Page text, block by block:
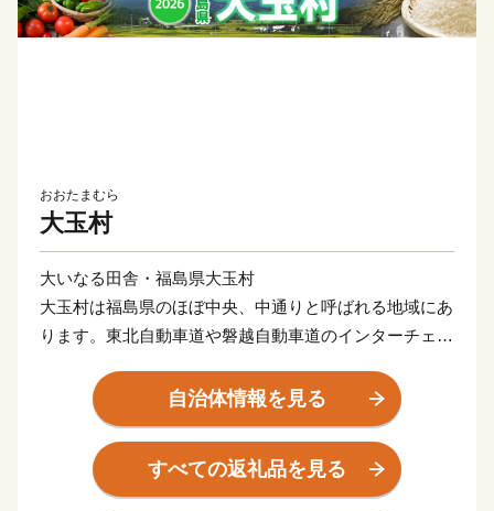
おおたまむら
大玉村
大いなる田舎・福島県大玉村
大玉村は福島県のほぼ中央、中通りと呼ばれる地域にあ
ります。東北自動車道や磐越自動車道のインターチェン
国道4号線が村の東部地区を縦断しており、国道に隣接
する「あだたらの里直売所」では村内で収穫された、新
鮮な農産物を販売しています。
自治体情報を見る
すべての返礼品を見る